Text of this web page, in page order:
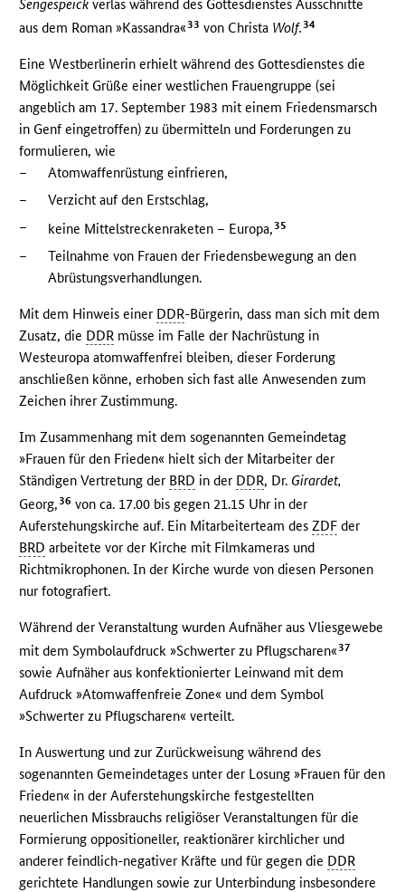
Sengespeick verlas während des Gottesdienstes Ausschnitte
aus dem Roman »Kassandra«33 von Christa Wolf.34
Eine Westberlinerin erhielt während des Gottesdienstes die
Möglichkeit Grüße einer westlichen Frauengruppe (sei
angeblich am 17. September 1983 mit einem Friedensmarsch
in Genf eingetroffen) zu übermitteln und Forderungen zu
formulieren, wie
–
Atomwaffenrüstung einfrieren,
–
Verzicht auf den Erstschlag,
–
keine Mittelstreckenraketen – Europa,35
–
Teilnahme von Frauen der Friedensbewegung an den
Abrüstungsverhandlungen.
Mit dem Hinweis einer DDR-Bürgerin, dass man sich mit dem
Zusatz, die DDR müsse im Falle der Nachrüstung in
Westeuropa atomwaffenfrei bleiben, dieser Forderung
anschließen könne, erhoben sich fast alle Anwesenden zum
Zeichen ihrer Zustimmung.
Im Zusammenhang mit dem sogenannten Gemeindetag
»Frauen für den Frieden« hielt sich der Mitarbeiter der
Ständigen Vertretung der BRD in der DDR, Dr. Girardet,
Georg, 36 von ca. 17.00 bis gegen 21.15 Uhr in der
Auferstehungskirche auf. Ein Mitarbeiterteam desZDF der
BRD arbeitete vor der Kirche mit Filmkameras und
Richtmikrophonen. In der Kirche wurde von diesen Personen
nur fotografiert.
Während der Veranstaltung wurden Aufnäher aus Vliesgewebe
mit dem Symbolaufdruck »Schwerter zu Pflugscharen« 37
sowie Aufnäher aus konfektionierter Leinwand mit dem
Aufdruck »Atomwaffenfreie Zone« und dem Symbol
»Schwerter zu Pflugscharen« verteilt.
In Auswertung und zur Zurückweisung während des
sogenannten Gemeindetages unter der Losung »Frauen für den
Frieden« in der Auferstehungskirche festgestellten
neuerlichen Missbrauchs religiöser Veranstaltungen für die
Formierung oppositioneller, reaktionärer kirchlicher und
anderer feindlich-negativer Kräfte und für gegen die DDR
gerichtete Handlungen sowie zur Unterbindung insbesondere